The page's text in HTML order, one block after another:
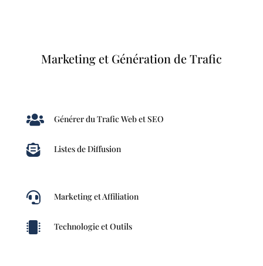
Marketing et Génération de Trafic
 Générer du Trafic Web et SEO
 Listes de Diffusion
 Marketing et Affiliation
 Technologie et Outils